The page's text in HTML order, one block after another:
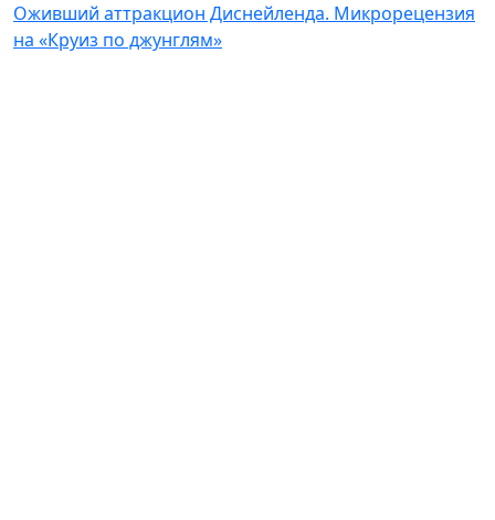
Оживший аттракцион Диснейленда. Микрорецензия
на «Круиз по джунглям»